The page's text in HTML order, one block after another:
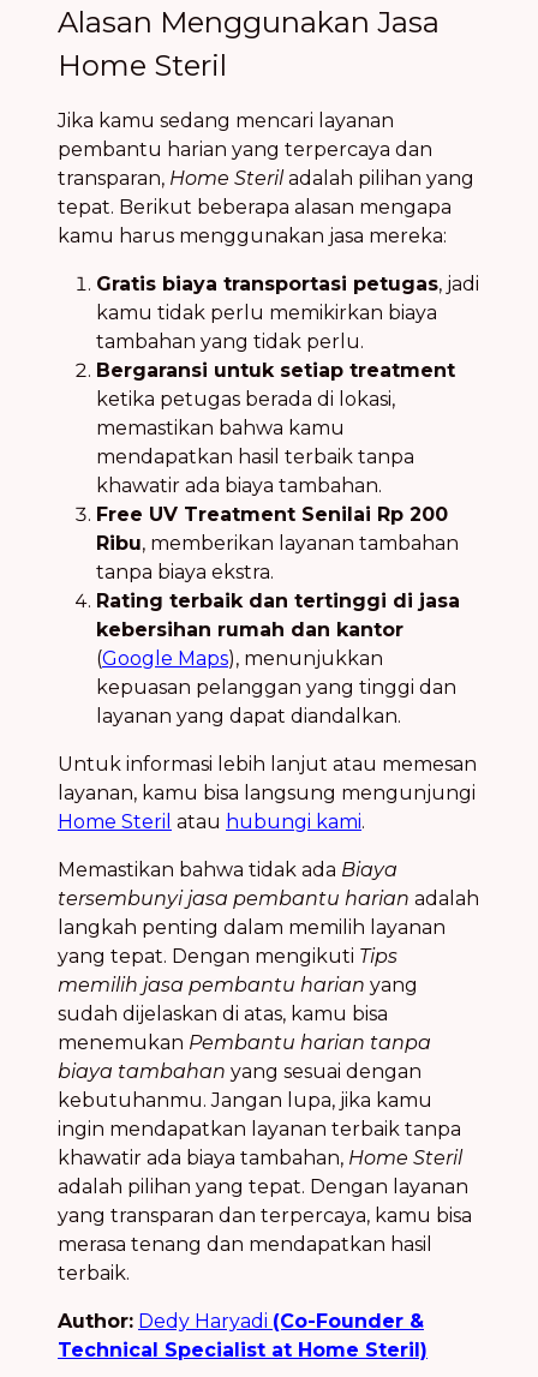
Alasan Menggunakan Jasa
Home Steril
Jika kamu sedang mencari layanan
pembantu harian yang terpercaya dan
transparan, Home Steril adalah pilihan yang
tepat. Berikut beberapa alasan mengapa
kamu harus menggunakan jasa mereka:
Gratis biaya transportasi petugas, jadi
kamu tidak perlu memikirkan biaya
tambahan yang tidak perlu.
Bergaransi untuk setiap treatment
ketika petugas berada di lokasi,
memastikan bahwa kamu
mendapatkan hasil terbaik tanpa
khawatir ada biaya tambahan.
Free UV Treatment Senilai Rp 200
Ribu, memberikan layanan tambahan
tanpa biaya ekstra.
Rating terbaik dan tertinggi di jasa
kebersihan rumah dan kantor
(Google Maps), menunjukkan
kepuasan pelanggan yang tinggi dan
layanan yang dapat diandalkan.
Untuk informasi lebih lanjut atau memesan
layanan, kamu bisa langsung mengunjungi
Home Steril atau hubungi kami.
Memastikan bahwa tidak ada Biaya
tersembunyi jasa pembantu harian adalah
langkah penting dalam memilih layanan
yang tepat. Dengan mengikuti Tips
memilih jasa pembantu harian yang
sudah dijelaskan di atas, kamu bisa
menemukan Pembantu harian tanpa
biaya tambahan yang sesuai dengan
kebutuhanmu. Jangan lupa, jika kamu
ingin mendapatkan layanan terbaik tanpa
khawatir ada biaya tambahan, Home Steril
adalah pilihan yang tepat. Dengan layanan
yang transparan dan terpercaya, kamu bisa
merasa tenang dan mendapatkan hasil
terbaik.
Author: Dedy Haryadi (Co-Founder &
Technical Specialist at Home Steril)